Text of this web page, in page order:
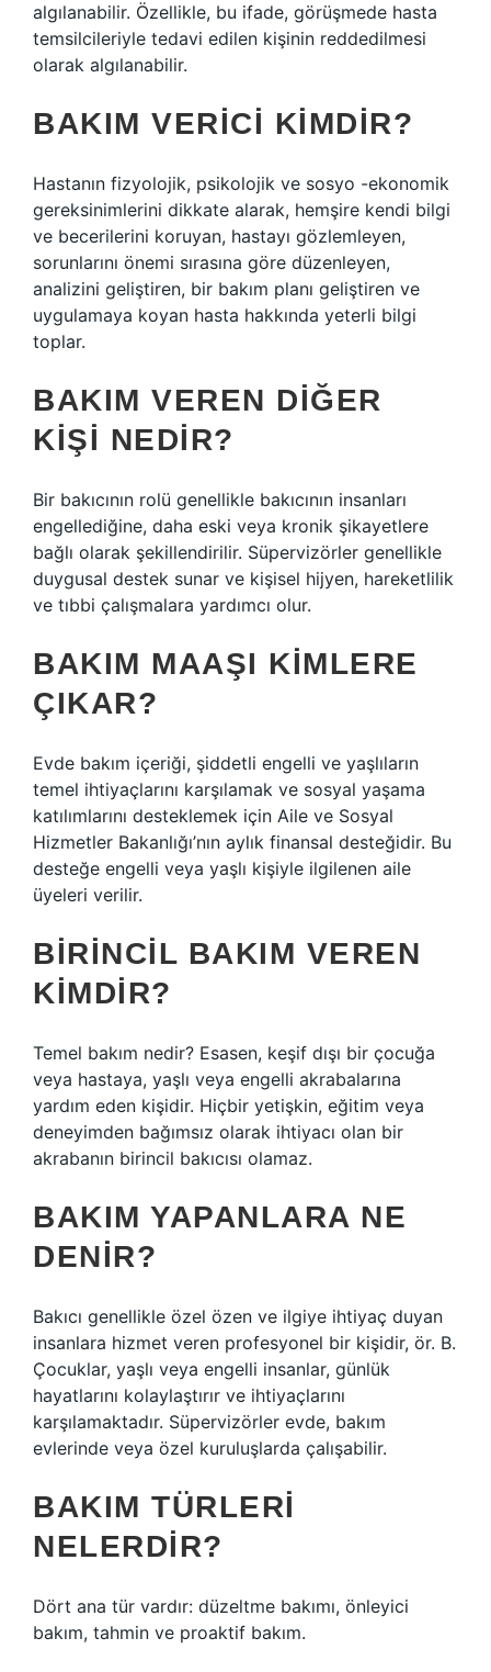
algılanabilir. Özellikle, bu ifade, görüşmede hasta
temsilcileriyle tedavi edilen kişinin reddedilmesi
olarak algılanabilir.
BAKIM VERICI KIMDIR?
Hastanın fizyolojik, psikolojik ve sosyo -ekonomik
gereksinimlerini dikkate alarak, hemşire kendi bilgi
ve becerilerini koruyan, hastayı gözlemleyen,
sorunlarını önemi sırasına göre düzenleyen,
analizini geliştiren, bir bakım planı geliştiren ve
uygulamaya koyan hasta hakkında yeterli bilgi
toplar.
BAKIM VEREN DIĞER
KIŞI NEDIR?
Bir bakıcının rolü genellikle bakıcının insanları
engellediğine, daha eski veya kronik şikayetlere
bağlı olarak şekillendirilir. Süpervizörler genellikle
duygusal destek sunar ve kişisel hijyen, hareketlilik
ve tıbbi çalışmalara yardımcı olur.
BAKIM MAAŞI KIMLERE
ÇIKAR?
Evde bakım içeriği, şiddetli engelli ve yaşlıların
temel ihtiyaçlarını karşılamak ve sosyal yaşama
katılımlarını desteklemek için Aile ve Sosyal
Hizmetler Bakanlığı’nın aylık finansal desteğidir. Bu
desteğe engelli veya yaşlı kişiyle ilgilenen aile
üyeleri verilir.
BIRINCIL BAKIM VEREN
KIMDIR?
Temel bakım nedir? Esasen, keşif dışı bir çocuğa
veya hastaya, yaşlı veya engelli akrabalarına
yardım eden kişidir. Hiçbir yetişkin, eğitim veya
deneyimden bağımsız olarak ihtiyacı olan bir
akrabanın birincil bakıcısı olamaz.
BAKIM YAPANLARA NE
DENIR?
Bakıcı genellikle özel özen ve ilgiye ihtiyaç duyan
insanlara hizmet veren profesyonel bir kişidir, ör. B.
Çocuklar, yaşlı veya engelli insanlar, günlük
hayatlarını kolaylaştırır ve ihtiyaçlarını
karşılamaktadır. Süpervizörler evde, bakım
evlerinde veya özel kuruluşlarda çalışabilir.
BAKIM TÜRLERI
NELERDIR?
Dört ana tür vardır: düzeltme bakımı, önleyici
bakım, tahmin ve proaktif bakım.